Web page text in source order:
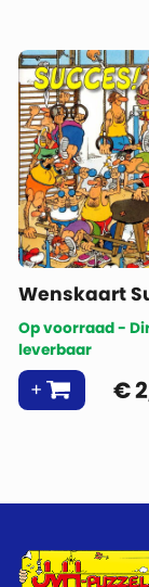
Wenskaart
Op voorraad -
leverbaar
€